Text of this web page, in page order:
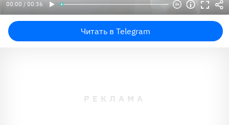
00:00 / 00:36
Читать в Telegram